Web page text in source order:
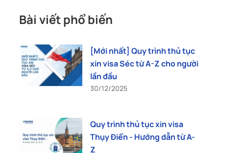
Bài viết phổ biến
[Mới nhất] Quy trình thủ tục
xin visa Séc từ A-Z cho người
lần đầu
30/12/2025
Quy trình thủ tục xin visa
Thụy Điển - Hướng dẫn từ A-
Z